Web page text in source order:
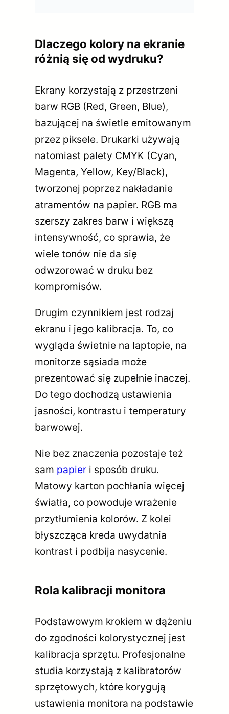
Dlaczego kolory na ekranie
różnią się od wydruku?
Ekrany korzystają z przestrzeni
barw RGB (Red, Green, Blue),
bazującej na świetle emitowanym
przez piksele. Drukarki używają
natomiast palety CMYK (Cyan,
Magenta, Yellow, Key/Black),
tworzonej poprzez nakładanie
atramentów na papier. RGB ma
szerszy zakres barw i większą
intensywność, co sprawia, że
wiele tonów nie da się
odwzorować w druku bez
kompromisów.
Drugim czynnikiem jest rodzaj
ekranu i jego kalibracja. To, co
wygląda świetnie na laptopie, na
monitorze sąsiada może
prezentować się zupełnie inaczej.
Do tego dochodzą ustawienia
jasności, kontrastu i temperatury
barwowej.
Nie bez znaczenia pozostaje też
sam papier i sposób druku.
Matowy karton pochłania więcej
światła, co powoduje wrażenie
przytłumienia kolorów. Z kolei
błyszcząca kreda uwydatnia
kontrast i podbija nasycenie.
Rola kalibracji monitora
Podstawowym krokiem w dążeniu
do zgodności kolorystycznej jest
kalibracja sprzętu. Profesjonalne
studia korzystają z kalibratorów
sprzętowych, które korygują
ustawienia monitora na podstawie